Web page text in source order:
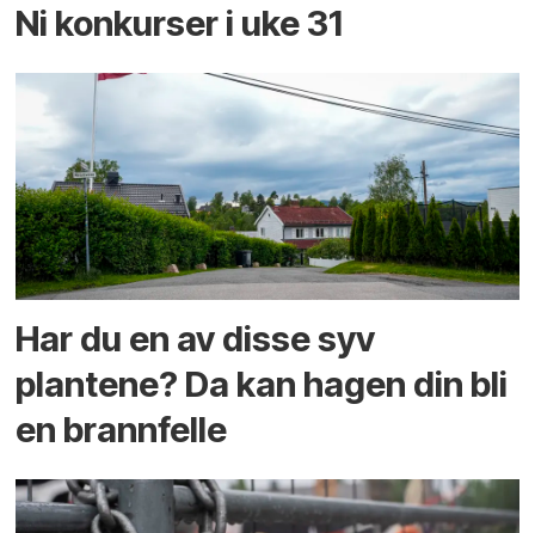
Ni konkurser i uke 31
Har du en av disse syv
plantene? Da kan hagen din bli
en brannfelle